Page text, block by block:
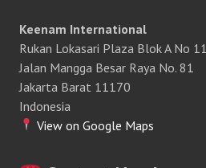
Keenam International
Rukan Lokasari Plaza Blok A No 11
Jalan Mangga Besar Raya No. 81
Jakarta Barat 11170
Indonesia
View on Google Maps